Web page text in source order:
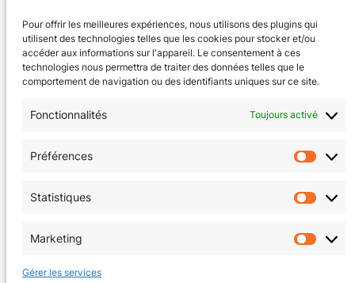
Pour offrir les meilleures expériences, nous utilisons des plugins qui
utilisent des technologies telles que les cookies pour stocker et/ou
accéder aux informations sur l'appareil. Le consentement à ces
technologies nous permettra de traiter des données telles que le
comportement de navigation ou des identifiants uniques sur ce site.
Fonctionnalités Toujours activé
Préférences
Statistiques
Marketing
Gérer les services
Tichu
Jeu de Rôle Géant : la manifestation des
champignons